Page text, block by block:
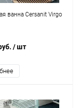
ванна Cersanit Virgo
/ шт